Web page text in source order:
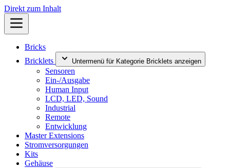
Direkt zum Inhalt
Bricks
Bricklets
Untermenü für Kategorie Bricklets anzeigen
Sensoren
Ein-/Ausgabe
Human Input
LCD, LED, Sound
Industrial
Remote
Entwicklung
Master Extensions
Stromversorgungen
Kits
Gehäuse